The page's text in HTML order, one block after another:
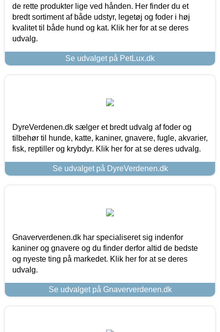
de rette produkter lige ved hånden. Her finder du et
bredt sortiment af både udstyr, legetøj og foder i høj
kvalitet til både hund og kat. Klik her for at se deres
udvalg.
Se udvalget på PetLux.dk
DyreVerdenen.dk sælger et bredt udvalg af foder og
tilbehør til hunde, katte, kaniner, gnavere, fugle, akvarier,
fisk, reptiller og krybdyr. Klik her for at se deres udvalg.
Se udvalget på DyreVerdenen.dk
Gnaververdenen.dk har specialiseret sig indenfor
kaniner og gnavere og du finder derfor altid de bedste
og nyeste ting på markedet. Klik her for at se deres
udvalg.
Se udvalget på Gnaververdenen.dk